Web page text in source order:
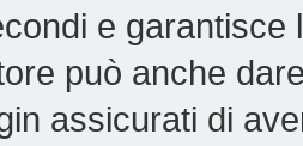
e garantisce
può anche
assicurati di